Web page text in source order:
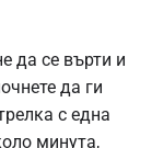
да се върти и
да ги
с една
минута,